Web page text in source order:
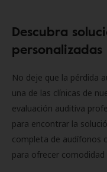
Descubra
personalizadas
No deje que la pérdida
una de las clínicas de
evaluación auditiva
para encontrar la
completa de audífonos
para ofrecer comodidad